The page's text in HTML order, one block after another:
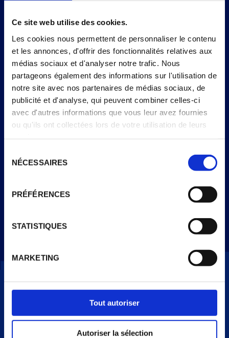
Ce site web utilise des cookies.
Les cookies nous permettent de personnaliser le contenu
et les annonces, d'offrir des fonctionnalités relatives aux
médias sociaux et d'analyser notre trafic. Nous
partageons également des informations sur l'utilisation de
notre site avec nos partenaires de médias sociaux, de
publicité et d'analyse, qui peuvent combiner celles-ci
avec d'autres informations que vous leur avez fournies
ou qu'ils ont collectées lors de votre utilisation de leurs
NÉCESSAIRES
PRÉFÉRENCES
STATISTIQUES
MARKETING
Tout autoriser
Autoriser la sélection
Énergie
1130kJ /
269kcal
191kcal
Matières grasses 11 g 7,6 g 11
dont acides gras
saturés
7,8 g 5,5 g 28
dont sucres 29 g 21 g 23
4
Sel 2
kcal).
NOS PARFUMS